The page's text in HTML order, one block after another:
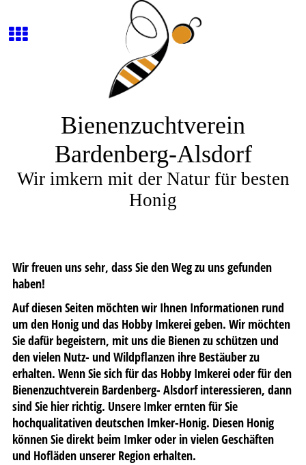
Bienenzuchtverein
Bardenberg-Alsdorf
Wir imkern mit der Natur für besten
Honig
Wir freuen uns sehr, dass Sie den Weg zu uns gefunden
haben!
Auf diesen Seiten möchten wir Ihnen Informationen rund
um den Honig und das Hobby Imkerei geben. Wir möchten
Sie dafür begeistern, mit uns die Bienen zu schützen und
den vielen Nutz- und Wildpflanzen ihre Bestäuber zu
erhalten. Wenn Sie sich für das Hobby Imkerei oder für den
Bienenzuchtverein Bardenberg- Alsdorf interessieren, dann
sind Sie hier richtig. Unsere Imker ernten für Sie
hochqualitativen deutschen Imker-Honig. Diesen Honig
können Sie direkt beim Imker oder in vielen Geschäften
und Hofläden unserer Region erhalten.